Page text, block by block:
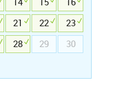
21 22
23
28 29
30